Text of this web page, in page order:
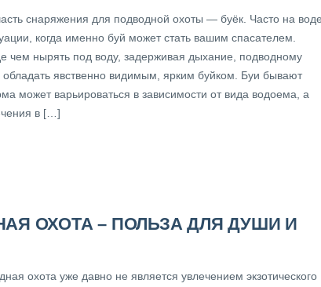
снаряжения для подводной охоты — буёк. Часто на
когда именно буй может стать вашим спасателем.
чем нырять под воду, задерживая дыхание, подводному
обладать явственно видимым, ярким буйком. Буи бывают
может варьироваться в зависимости от вида водоема, а
в […]
ОХОТА – ПОЛЬЗА ДЛЯ ДУШИ И
охота уже давно не является увлечением экзотического